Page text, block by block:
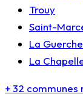
Trouy
Saint-
La
La
+ 32